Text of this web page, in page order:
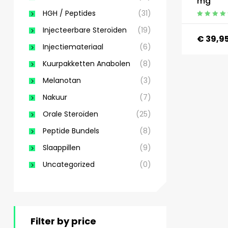
€
HGH / Peptides
(31)
Injecteerbare Steroïden
(19)
Injectiemateriaal
(6)
Kuurpakketten Anabolen
(8)
Melanotan
(3)
Nakuur
(7)
Orale Steroïden
(25)
Peptide Bundels
(8)
Slaappillen
(9)
Uncategorized
(0)
Filter by price